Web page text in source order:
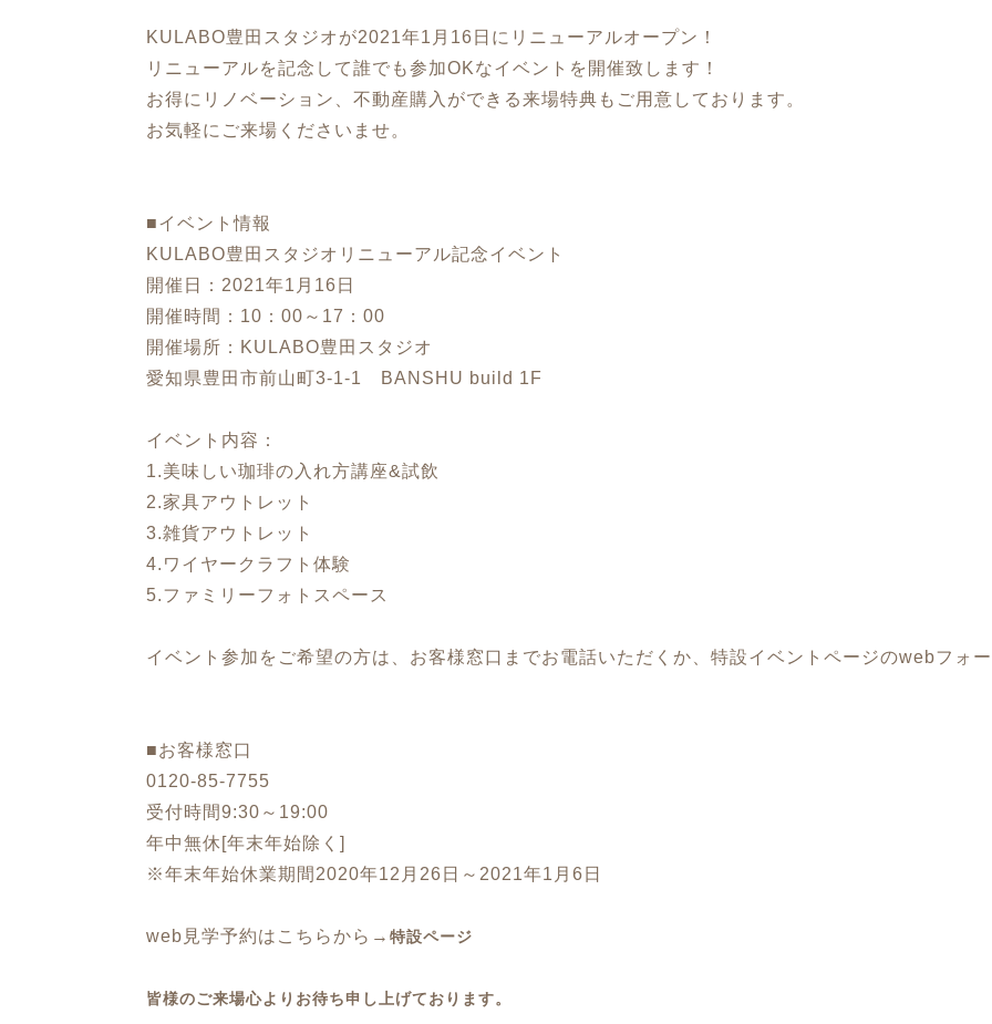
KULABO豊田スタジオが2021年1月16日にリニューアルオープン！
リニューアルを記念して誰でも参加OKなイベントを開催致します！
お得にリノベーション、不動産購入ができる来場特典もご用意しております。
お気軽にご来場くださいませ。
■イベント情報
KULABO豊田スタジオリニューアル記念イベント
開催日：2021年1月16日
開催時間：10：00～17：00
開催場所：KULABO豊田スタジオ
愛知県豊田市前山町3-1-1 BANSHU build 1F
イベント内容：
1.美味しい珈琲の入れ方講座&試飲
2.家具アウトレット
3.雑貨アウトレット
4.ワイヤークラフト体験
5.ファミリーフォトスペース
イベント参加をご希望の方は、お客様窓口までお電話いただくか、特設イベントページのwebフォ
■お客様窓口
0120-85-7755
受付時間9:30～19:00
年中無休[年末年始除く]
※年末年始休業期間2020年12月26日～2021年1月6日
web見学予約はこちらから→ 特設ページ
皆様のご来場心よりお待ち申し上げております。